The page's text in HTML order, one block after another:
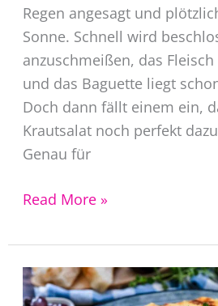
Regen angesagt und
Sonne. Schnell wird
anzuschmeißen, das
und das Baguette liegt
Doch dann fällt einem ein,
Krautsalat noch perfekt
Genau für
Krautsalat
Read More »